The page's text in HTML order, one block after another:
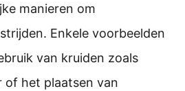
manieren om
Enkele voorbeelden
van kruiden zoals
of het plaatsen van